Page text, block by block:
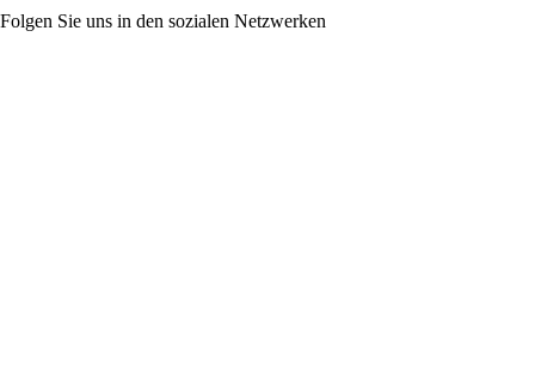
Folgen Sie uns in den sozialen Netzwerken